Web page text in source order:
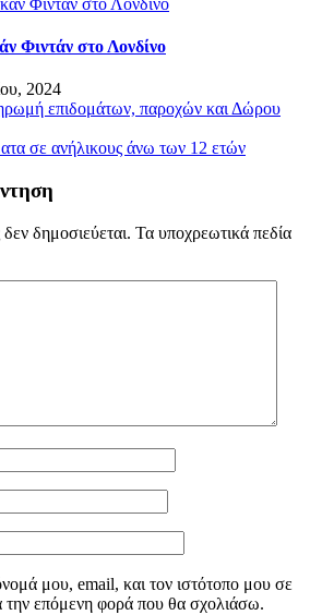
Φιντάν στο Λονδίνο
2024
επιδομάτων, παροχών και Δώρου
σε ανήλικους άνω των 12 ετών
δημοσιεύεται. Τα υποχρεωτικά πεδία
μου, email, και τον ιστότοπο μου σε
την επόμενη φορά που θα σχολιάσω.